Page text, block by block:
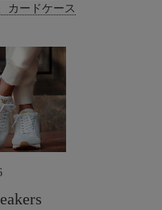
カードケース